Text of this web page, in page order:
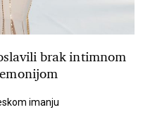
brak intimnom
imanju